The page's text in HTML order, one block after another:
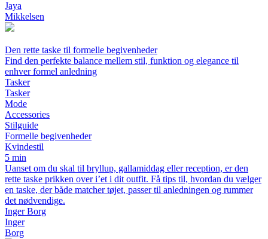
Jaya
Mikkelsen
Den rette taske til formelle begivenheder
Find den perfekte balance mellem stil, funktion og elegance til
enhver formel anledning
Tasker
Tasker
Mode
Accessories
Stilguide
Formelle begivenheder
Kvindestil
5 min
Uanset om du skal til bryllup, gallamiddag eller reception, er den
rette taske prikken over i’et i dit outfit. Få tips til, hvordan du vælger
en taske, der både matcher tøjet, passer til anledningen og rummer
det nødvendige.
Inger Borg
Inger
Borg